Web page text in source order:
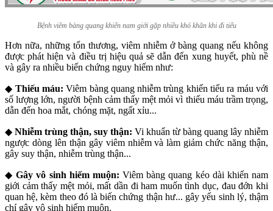
Bệnh viêm bàng quang khiến nam giới gặp nhiều khó khăn khi đi tiểu
Hơn nữa, những tổn thương, viêm nhiễm ở bàng quang nếu không
được phát hiện và điều trị hiệu quả sẽ dẫn đến xung huyết, phù nề
và gây ra nhiều biến chứng nguy hiểm như:
◆ Thiếu máu:Viêm bàng quang nhiễm trùng khiến tiểu ra máu với
số lượng lớn, người bệnh cảm thấy mệt mỏi vì thiếu máu trầm trọng,
dẫn đến hoa mắt, chóng mặt, ngất xỉu...
◆ Nhiễm trùng thận, suy thận: Vi khuẩn từ bàng quang lây nhiễm
ngược dòng lên thận gây viêm nhiễm và làm giảm chức năng thận,
gây suy thận, nhiễm trùng thận...
◆Gây vô sinh hiếm muộn: Viêm bàng quang kéo dài khiến nam
giới cảm thấy mệt mỏi, mất dần đi ham muốn tình dục, đau đớn khi
quan hệ, kèm theo đó là biến chứng thận hư... gây yếu sinh lý, thậm
chí gây vô sinh hiếm muộn.